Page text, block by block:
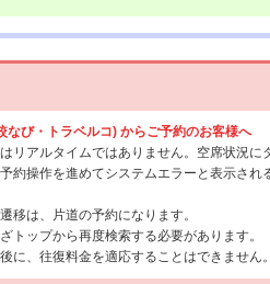
なび・トラベルコ) からご予約のお客様へ
リアルタイムではありません。空席状況に
約操作を進めてシステムエラーと表示さ
移は、片道の予約になります。
トップから再度検索する必要があります。
に、往復料金を適応することはできません。